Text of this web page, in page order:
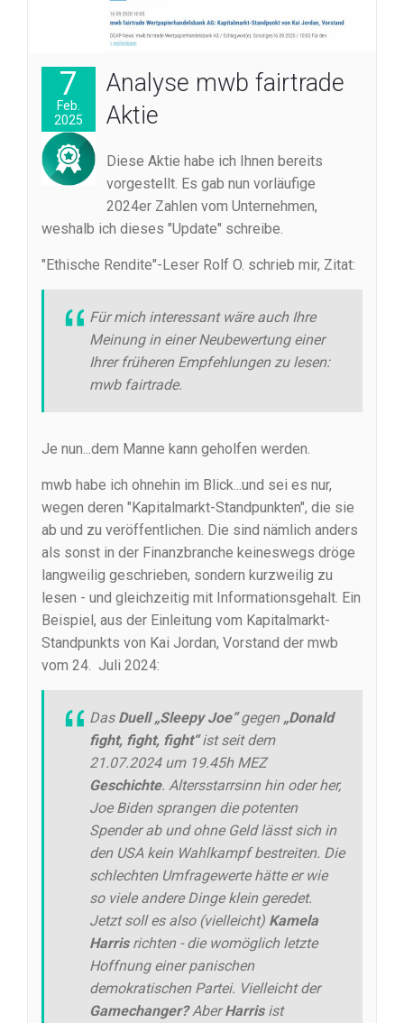
7
Feb.
2025
Analyse mwb fairtrade
Aktie
Diese Aktie habe ich Ihnen bereits
vorgestellt. Es gab nun vorläufige
2024er Zahlen vom Unternehmen,
weshalb ich dieses "Update" schreibe.
"Ethische Rendite"-Leser Rolf O. schrieb mir, Zitat:
Für mich interessant wäre auch Ihre
Meinung in einer Neubewertung einer
Ihrer früheren Empfehlungen zu lesen:
mwb fairtrade.
Je nun...dem Manne kann geholfen werden.
mwb habe ich ohnehin im Blick...und sei es nur,
wegen deren "Kapitalmarkt-Standpunkten", die sie
ab und zu veröffentlichen. Die sind nämlich anders
als sonst in der Finanzbranche keineswegs dröge
langweilig geschrieben, sondern kurzweilig zu
lesen - und gleichzeitig mit Informationsgehalt. Ein
Beispiel, aus der Einleitung vom Kapitalmarkt-
Standpunkts von Kai Jordan, Vorstand der mwb
vom 24. Juli 2024:
Das Duell „Sleepy Joe“gegen „Donald
fight, fight, fight“ist seit dem
21.07.2024 um 19.45h MEZ
Geschichte. Altersstarrsinn hin oder her,
Joe Biden sprangen die potenten
Spender ab und ohne Geld lässt sich in
den USA kein Wahlkampf bestreiten. Die
schlechten Umfragewerte hätte er wie
so viele andere Dinge klein geredet.
Jetzt soll es also (vielleicht) Kamela
Harrisrichten - die womöglich letzte
Hoffnung einer panischen
demokratischen Partei. Vielleicht der
Gamechanger?AberHarrisist